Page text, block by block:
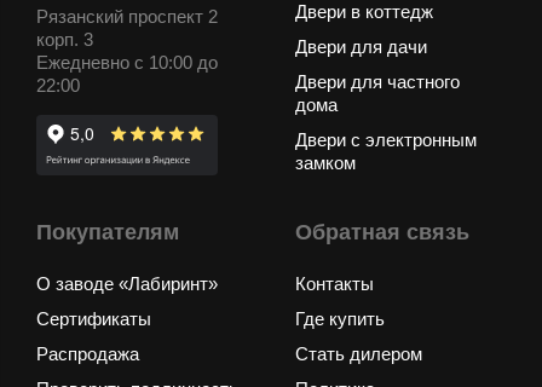
Рязанский проспект 2
корп. 3
Ежедневно с 10:00 до
22:00
Двери в коттедж
Двери для дачи
Двери для частного
дома
Двери с электронным
замком
Покупателям
О заводе «Лабиринт»
Сертификаты
Распродажа
Обратная связь
Контакты
Где купить
Стать дилером